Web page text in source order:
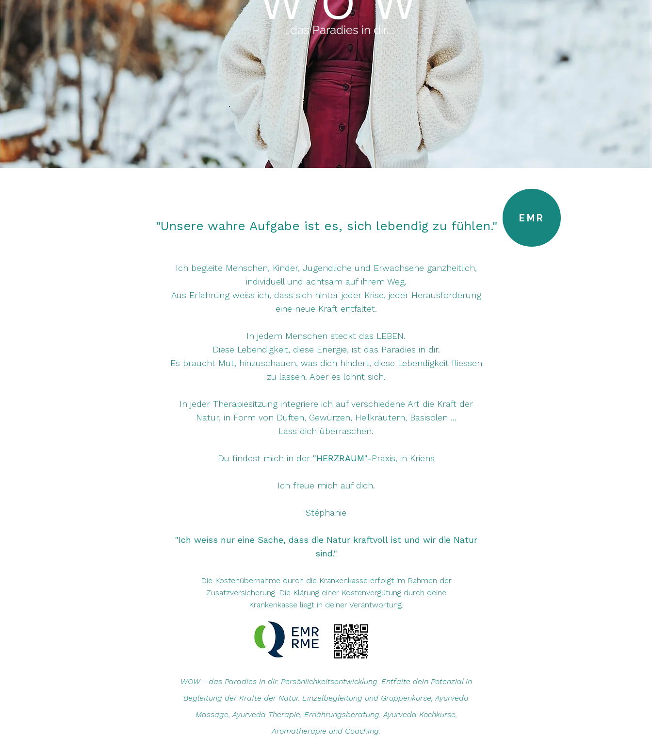
...das Paradies in dir​​...
"Unsere wahre Aufgabe ist es, sich lebendig zu fühlen."
EMR
Ich begleite Menschen, Kinder, Jugendliche und Erwachsene ganzheitlich,
individuell und achtsam auf ihrem Weg.
Aus Erfahrung weiss ich, dass sich hinter jeder Krise, jeder Herausforderung
eine neue Kraft entfaltet.
In jedem Menschen steckt das LEBEN.
Diese Lebendigkeit, diese Energie, ist das Paradies in dir.
Es braucht Mut, hinzuschauen, was dich hindert, diese Lebendigkeit fliessen
zu lassen. Aber es lohnt sich.
In jeder Therapiesitzung integriere ich auf verschiedene Art die Kraft der
Natur, in Form von Düften, Gewürzen, Heilkräutern, Basisölen …
Lass dich überraschen.
Du findest mich in der"HERZRAUM"-Praxis, in Kriens
Ich freue mich auf dich.
​​​​Stéphanie​​
​"Ich weiss nur eine Sache, dass die Natur kraftvoll ist und wir die Natur
sind."
Die Kostenübernahme durch die Krankenkasse erfolgt im Rahmen der
Zusatzversicherung. Die Klärung einer Kostenvergütung durch deine
Krankenkasse liegt in deiner Verantwortung.
WOW - das Paradies in dir. Persönlichkeitsentwicklung. Entfalte dein Potenzial in
Begleitung der Kräfte der Natur. Einzelbegleitung und Gruppenkurse, Ayurveda
Massage, Ayurveda Therapie, Ernährungsberatung, Ayurveda Kochkurse,
Aromatherapie und Coaching.